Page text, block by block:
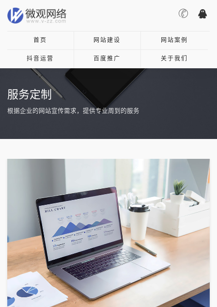
首页 网站建设 网站案例
抖音运营 百度推广 关于我们
服务定制
根据企业的网站宣传需求，提供专业周到的服务